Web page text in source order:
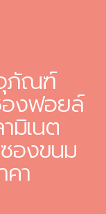
ภัณฑ์
งฟอยล์
มิเนต
องขนม
า